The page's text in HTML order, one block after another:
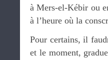
à Mers-el-Kébir ou
à l’heure où la
Pour certains, il
et le moment,